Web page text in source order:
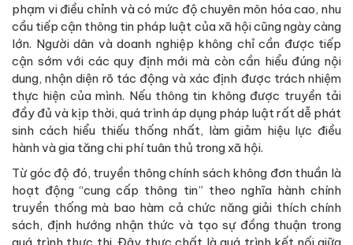
phạm vi điều chỉnh và có mức độ chuyên môn hóa cao, nhu
cầu tiếp cận thông tin pháp luật của xã hội cũng ngày càng
lớn. Người dân và doanh nghiệp không chỉ cần được tiếp
cận sớm với các quy định mới mà còn cần hiểu đúng nội
dung, nhận diện rõ tác động và xác định được trách nhiệm
thực hiện của mình. Nếu thông tin không được truyền tải
đầy đủ và kịp thời, quá trình áp dụng pháp luật rất dễ phát
sinh cách hiểu thiếu thống nhất, làm giảm hiệu lực điều
hành và gia tăng chi phí tuân thủ trong xã hội.
Từ góc độ đó, truyền thông chính sách không đơn thuần là
hoạt động “cung cấp thông tin” theo nghĩa hành chính
truyền thống mà bao hàm cả chức năng giải thích chính
sách, định hướng nhận thức và tạo sự đồng thuận trong
quá trình thực thi. Đây thực chất là quá trình kết nối giữa